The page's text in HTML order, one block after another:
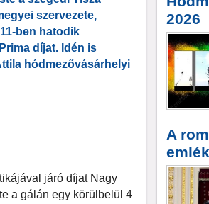
szervezete,
ben hatodik
díjat. Idén is
hódmezővásárhelyi
járó díjat Nagy
a gálán egy körülbelül 4
2026
A